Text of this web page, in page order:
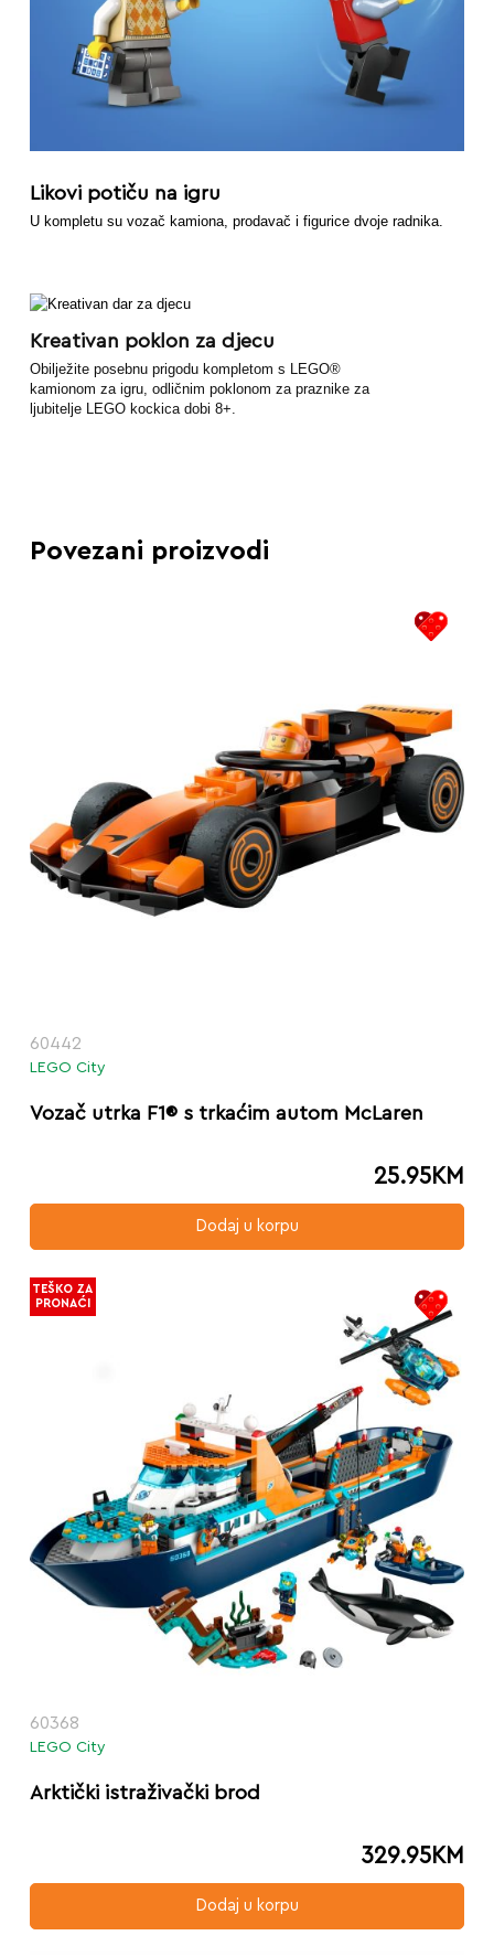
Likovi potiču na igru
U kompletu su vozač kamiona, prodavač i figurice dvoje radnika.
Kreativan poklon za djecu
Obilježite posebnu prigodu kompletom s LEGO®
kamionom za igru, odličnim poklonom za praznike za
ljubitelje LEGO kockica dobi 8+.
Povezani proizvodi
60442
LEGO City
Vozač utrka F1® s trkaćim autom McLaren
25.95KM
Dodaj u korpu
60368
LEGO City
Arktički istraživački brod
329.95KM
Dodaj u korpu
TEŠKO ZA
PRONAĆI